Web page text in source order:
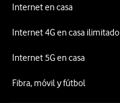
Internet en casa
Internet 4G en casa ilimitado
Internet 5G en casa
Fibra, móvil y fútbol